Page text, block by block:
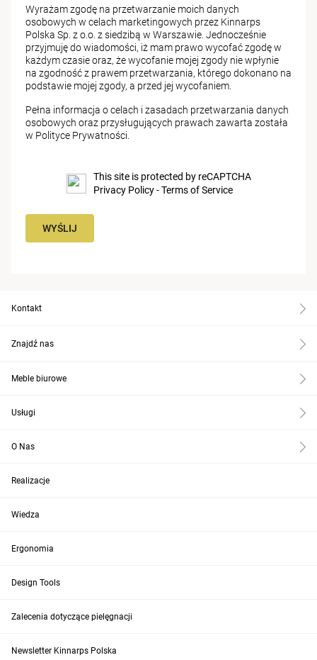
Wyrażam zgodę na przetwarzanie moich danych
osobowych w celach marketingowych przez Kinnarps
Polska Sp. z o.o. z siedzibą w Warszawie. Jednocześnie
przyjmuję do wiadomości, iż mam prawo wycofać zgodę w
każdym czasie oraz, że wycofanie mojej zgody nie wpłynie
na zgodność z prawem przetwarzania, którego dokonano na
podstawie mojej zgody, a przed jej wycofaniem.
Pełna informacja o celach i zasadach przetwarzania danych
osobowych oraz przysługujących prawach zawarta została
w Polityce Prywatności
This site is protected by reCAPTCHA
Privacy Policy-Terms of Service
WYŚLIJ
Kontakt
Znajdź nas
Meble biurowe
Usługi
O Nas
Realizacje
Wiedza
Ergonomia
Design Tools
Zalecenia dotyczące pielęgnacji
Newsletter Kinnarps Polska